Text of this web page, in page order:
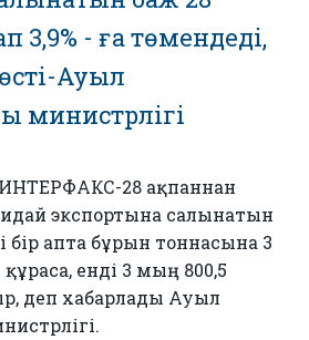
3,9% - ға төмендеді,
Ауыл
министрлігі
28 ақпаннан
экспортына салынатын
апта бұрын тоннасына 3
енді 3 мың 800,5
деп хабарлады Ауыл